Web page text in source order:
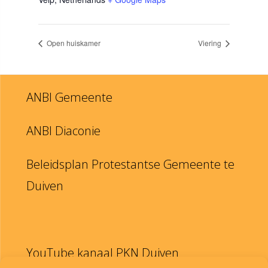
Open huiskamer Viering
ANBI Gemeente
ANBI Diaconie
Beleidsplan Protestantse Gemeente te
Duiven
YouTube kanaal PKN Duiven